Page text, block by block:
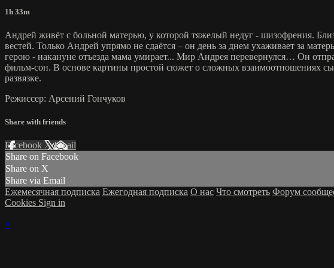
1h 33m
Андрей живёт с больной матерью, у которой тяжелый недуг - шизофрения.
вестей. Только Андрей упрямо не сдаётся – он день за днем ухаживает за
герою - накануне отъезда мама умирает... Мир Андрея перевернулся… Он
фильм-сон. В основе картины простой сюжет о сложных взаимоотношениях
развязке.
Режиссер: Арсений Гончуков
Share with friends
Facebook XEmail
Share on Facebook
Share on X
Share via Email
Ежемесячная подписка Ежегодная подписка О нас Что смотреть Форум
Cookies Sign in
×